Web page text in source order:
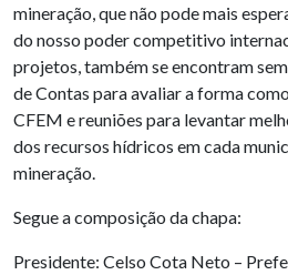
mineração, que não pode mais
do nosso poder competitivo
projetos, também se encontram
de Contas para avaliar a forma
CFEM e reuniões para levantar
dos recursos hídricos em cada
mineração.
Segue a composição da chapa:
Presidente: Celso Cota Neto –